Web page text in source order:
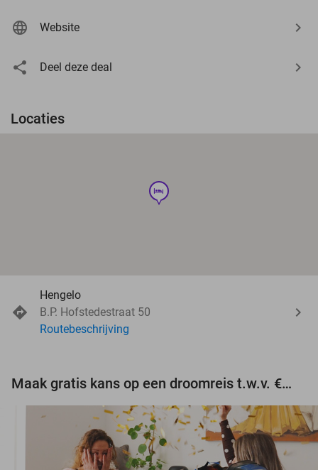
Website
Deel deze deal
Locaties
hotel
Hengelo
B.P. Hofstedestraat 50
Routebeschrijving
Maak gratis kans op een droomreis t.w.v. €3.000!